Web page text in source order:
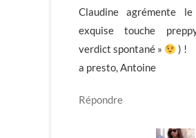
Claudine agrémente
exquise touche
verdict spontané »
) !
a presto, Antoine
Répondre